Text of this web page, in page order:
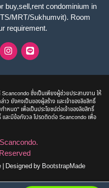
buy,sell,rent condominium in
MRT/Sukhumvit). Room
requirement.
ซึ่งเป็นเพียงผู้ช่วยประสานงาน ให้
าว ยังคงเป็นของผู้สร้าง และเจ้าของลิขสิทธิ์
หนด" เพื่อเป็นประโยชน์ต่อเจ้าของลิขสิทธิ์
และมีข้อกังวล โปรดติดต่อ Scancondo เพื่อ
Scancondo.
| Designed by BootstrapMade